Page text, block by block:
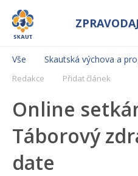
Vše Skautská výchova a
Redakce Přidat článek
Online
Táborový
date